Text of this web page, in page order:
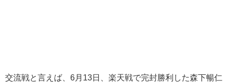
交流戦と言えば、6月13日、楽天戦で完封勝利した森下暢仁